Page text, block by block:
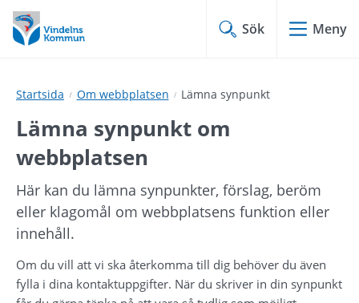
Hoppa
till
innehåll
Hoppa
till
undermeny
Sök Meny
Startsida Om webbplatsen Lämna synpunkt
Lämna synpunkt om
webbplatsen
Här kan du lämna synpunkter, förslag, beröm
eller klagomål om webbplatsens funktion eller
innehåll.
Om du vill att vi ska återkomma till dig behöver du även
fylla i dina kontaktuppgifter. När du skriver in din synpunkt